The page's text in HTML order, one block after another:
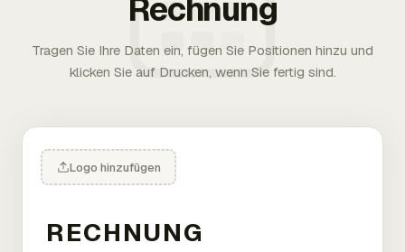
Rechnung
Tragen Sie Ihre Daten ein, fügen Sie Positionen hinzu und
klicken Sie auf Drucken, wenn Sie fertig sind.
Logo hinzufügen